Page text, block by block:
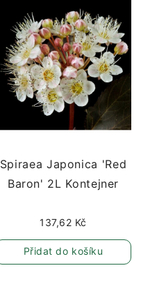
Spiraea Japonica 'Red
Baron' 2L Kontejner
137,62 Kč
Přidat do košíku